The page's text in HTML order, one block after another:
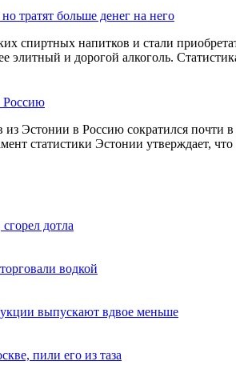
тратят больше денег на него
спиртных напитков и стали
элитный и дорогой алкоголь.
Россию
Эстонии в Россию сократился почти
статистики Эстонии утверждает,
дотла
водкой
выпускают вдвое меньше
пили его из таза